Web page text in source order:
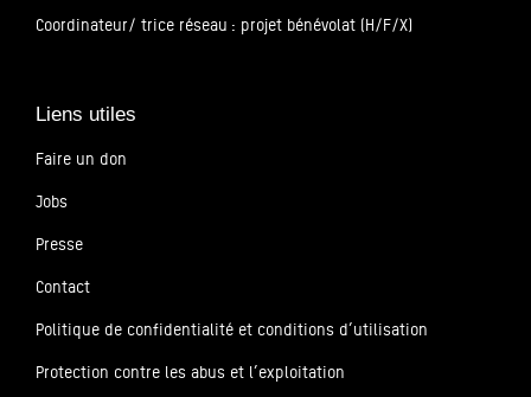
Coordinateur/ trice réseau : projet bénévolat (H/F/X)
Liens utiles
Faire un don
Jobs
Presse
Contact
Politique de confidentialité et conditions d’utilisation
Protection contre les abus et l’exploitation